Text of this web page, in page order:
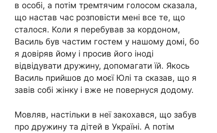
в особі, а потім тремтячим голосом сказала,
що настав час розповісти мені все те, що
сталося. Коли я перебував за кордоном,
Василь був частим гостем у нашому домі, бо
я довіряв йому і просив його іноді
відвідувати дружину, допомагати їй. Якось
Василь прийшов до моєї Юлі та сказав, що я
завів собі жінку і вже не повернуся додому.
Мовляв, настільки в неї закохався, що забув
про дружину та дітей в Україні. А потім